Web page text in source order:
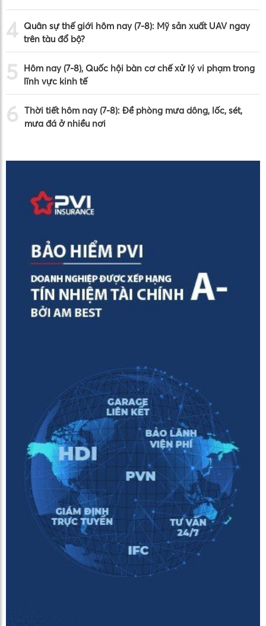
4 Quân sự thế giới hôm nay (7-8): Mỹ sản xuất UAV ngay
trên tàu đổ bộ?
5
Hôm nay (7-8), Quốc hội bàn cơ chế xử lý vi phạm trong
lĩnh vực kinh tế
6 Thời tiết hôm nay (7-8): Đề phòng mưa dông, lốc, sét,
mưa đá ở nhiều nơi